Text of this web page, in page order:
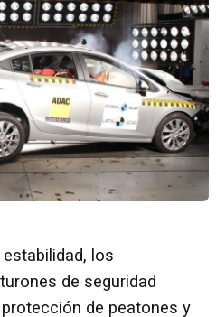
los
de seguridad
de peatones y